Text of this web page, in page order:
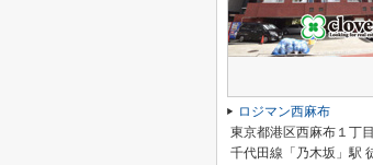
ロジマン西麻布
東京都港区西麻布１丁
千代田線「乃木坂」駅